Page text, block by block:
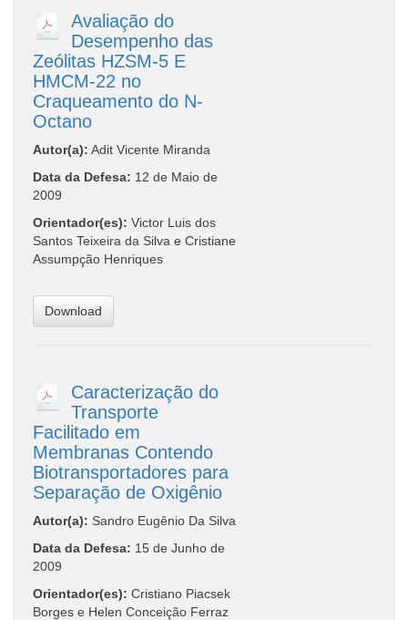
Avaliação do
Desempenho das
Zeólitas HZSM-5 E
HMCM-22 no
Craqueamento do N-
Octano
Autor(a): Adit Vicente Miranda
Data da Defesa: 12 de Maio de
2009
Orientador(es): Victor Luis dos
Santos Teixeira da Silva e Cristiane
Assumpção Henriques
Download
Caracterização do
Transporte
Facilitado em
Membranas Contendo
Biotransportadores para
Separação de Oxigênio
Autor(a): Sandro Eugênio Da Silva
Data da Defesa: 15 de Junho de
2009
Orientador(es): Cristiano Piacsek
Borges e Helen Conceição Ferraz